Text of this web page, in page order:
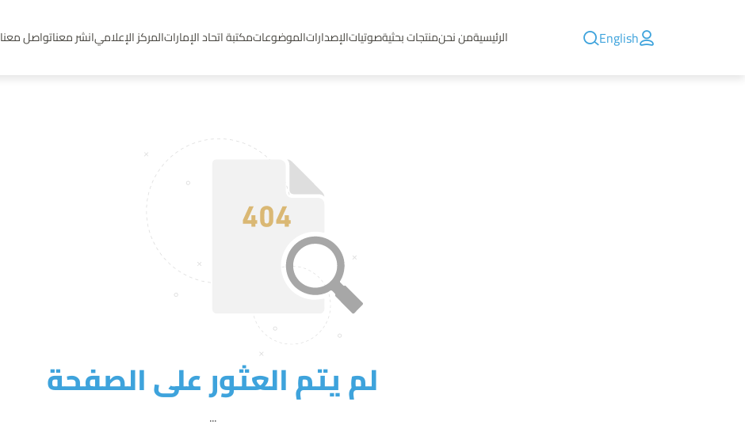
الرئيسيةمن نحنمنتجات بحثيةصوتياتالإصداراتالموضوعاتمكتبة اتحاد الإماراتالمركز الإعلاميانشر معناتواصل معنا English
لم يتم العثور على الصفحة
...